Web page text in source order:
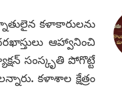
కళాకారులను
ఆహ్వానించి
సంస్కృతి పోగొట్టే
కళాశాల క్షేత్రం